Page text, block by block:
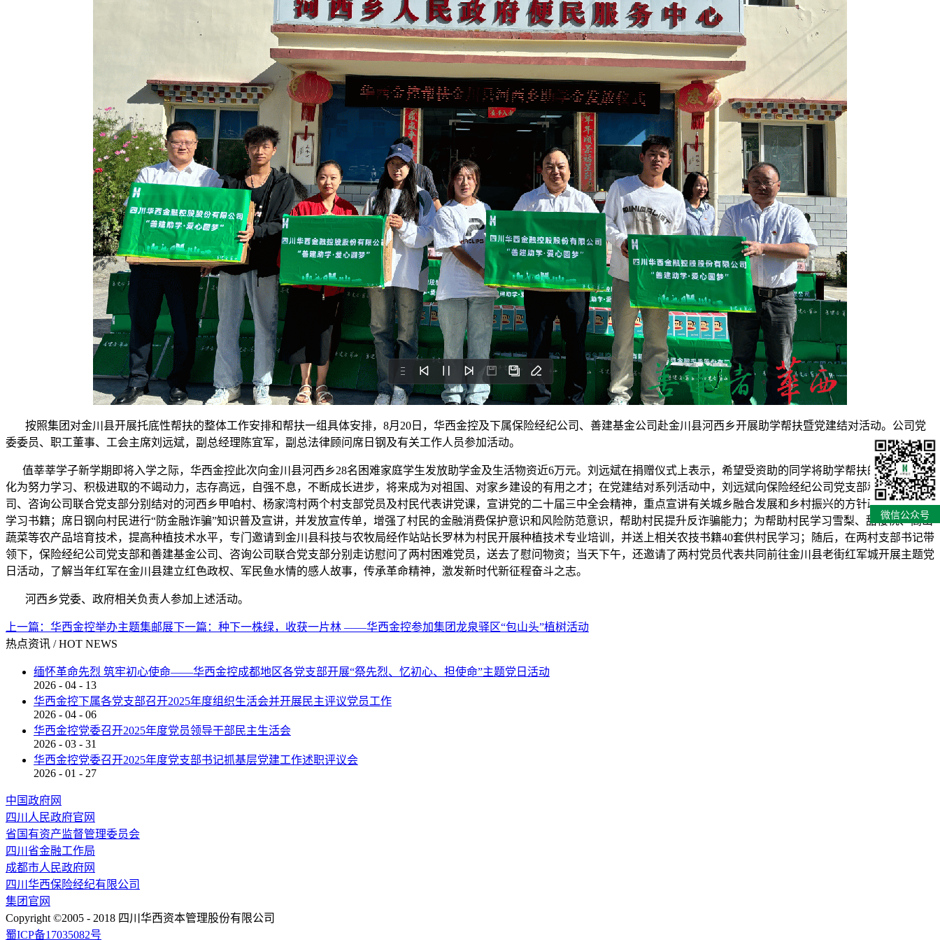
按照集团对金川县开展托底性帮扶的整体工作安排和帮扶一组具体安排，8月20日，华西金控及下属保险经纪公司、善建基金公司赴金川县河西乡开展助学帮扶暨党建结对活动。公司党
委委员、职工董事、工会主席刘远斌，副总经理陈宜军，副总法律顾问席日钢及有关工作人员参加活动。
值莘莘学子新学期即将入学之际，华西金控此次向金川县河西乡28名困难家庭学生发放助学金及生活物资近6万元。刘远斌在捐赠仪式上表示，希望受资助的同学将助学帮扶的涓涓关爱转
化为努力学习、积极进取的不竭动力，志存高远，自强不息，不断成长进步，将来成为对祖国、对家乡建设的有用之才；在党建结对系列活动中，刘远斌向保险经纪公司党支部和善建基金公
司、咨询公司联合党支部分别结对的河西乡甲咱村、杨家湾村两个村支部党员及村民代表讲党课，宣讲党的二十届三中全会精神，重点宣讲有关城乡融合发展和乡村振兴的方针政策，并送上
学习书籍；席日钢向村民进行“防金融诈骗”知识普及宣讲，并发放宣传单，增强了村民的金融消费保护意识和风险防范意识，帮助村民提升反诈骗能力；为帮助村民学习雪梨、甜樱桃、高山
蔬菜等农产品培育技术，提高种植技术水平，专门邀请到金川县科技与农牧局经作站站长罗林为村民开展种植技术专业培训，并送上相关农技书籍40套供村民学习；随后，在两村支部书记带
领下，保险经纪公司党支部和善建基金公司、咨询公司联合党支部分别走访慰问了两村困难党员，送去了慰问物资；当天下午，还邀请了两村党员代表共同前往金川县老街红军城开展主题党
日活动，了解当年红军在金川县建立红色政权、军民鱼水情的感人故事，传承革命精神，激发新时代新征程奋斗之志。
河西乡党委、政府相关负责人参加上述活动。
上一篇： 华西金控举办主题集邮展下一篇： 种下一株绿，收获一片林 ——华西金控参加集团龙泉驿区“包山头”植树活动
热点资讯 / HOT NEWS
缅怀革命先烈 筑牢初心使命——华西金控成都地区各党支部开展“祭先烈、忆初心、担使命”主题党日活动
2026 - 04 - 13
华西金控下属各党支部召开2025年度组织生活会并开展民主评议党员工作
2026 - 04 - 06
华西金控党委召开2025年度党员领导干部民主生活会
2026 - 03 - 31
华西金控党委召开2025年度党支部书记抓基层党建工作述职评议会
2026 - 01 - 27
中国政府网
四川人民政府官网
省国有资产监督管理委员会
四川省金融工作局
成都市人民政府网
四川华西保险经纪有限公司
集团官网
Copyright ©2005 - 2018 四川华西资本管理股份有限公司
蜀ICP备17035082号
微信公众号